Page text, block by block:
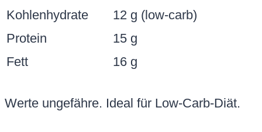
Kohlenhydrate
12 g (low-carb)
Protein
15 g
Fett
16 g
Werte ungefähre. Ideal für Low-Carb-Diät.